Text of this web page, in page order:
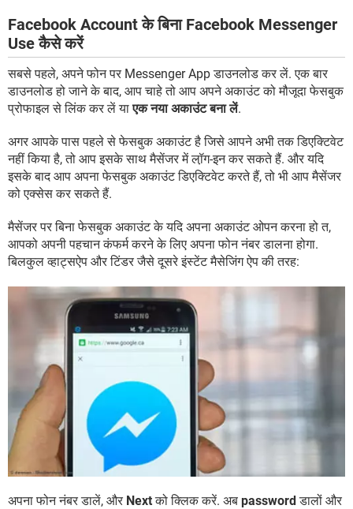
Facebook Account के बिना Facebook Messenger
Use कैसे करें
सबसे पहले, अपने फोन पर Messenger App डाउनलोड कर लें. एक बार
डाउनलोड हो जाने के बाद, आप चाहे तो आप अपने अकाउंट को मौजूदा फेसबुक
प्रोफाइल से लिंक कर लें याएक नया अकाउंट बना लें.
अगर आपके पास पहले से फेसबुक अकाउंट है जिसे आपने अभी तक डिएक्टिवेट
नहीं किया है, तो आप इसके साथ मैसेंजर में लॉ़ग-इन कर सकते हैं. और यदि
इसके बाद आप अपना फेसबुक अकाउंट डिएक्टिवेट करते हैं, तो भी आप मैसेंजर
को एक्सेस कर सकते हैं.
मैसेंजर पर बिना फेसबुक अकाउंट के यदि अपना अकाउंट ओपन करना हो त,
आपको अपनी पहचान कंफर्म करने के लिए अपना फोन नंबर डालना होगा.
बिलकुल व्हाट्सऐप और टिंडर जैसे दूसरे इंस्टेंट मैसेजिंग ऐप की तरह:
अपना फोन नंबर डालें, और Nextको क्लिक करें. अब passwordडालों और